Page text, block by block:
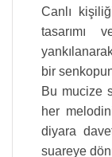
Canlı
tasarımı
bir
Bu mucize
her
diyara
suareye